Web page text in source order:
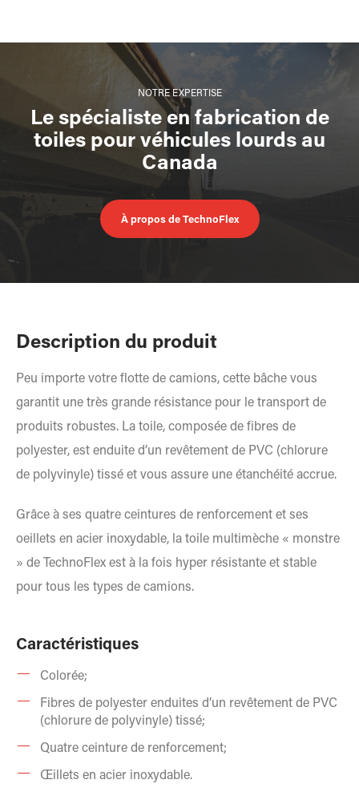
NOTRE EXPERTISE
Le spécialiste en fabrication de
toiles pour véhicules lourds au
Canada
À propos de TechnoFlex
Description du produit
Peu importe votre flotte de camions, cette bâche vous
garantit une très grande résistance pour le transport de
produits robustes. La toile, composée de fibres de
polyester, est enduite d’un revêtement de PVC (chlorure
de polyvinyle) tissé et vous assure une étanchéité accrue.
Grâce à ses quatre ceintures de renforcement et ses
oeillets en acier inoxydable, la toile multimèche « monstre
» de TechnoFlex est à la fois hyper résistante et stable
pour tous les types de camions.
Caractéristiques
Colorée;
Fibres de polyester enduites d’un revêtement de PVC
(chlorure de polyvinyle) tissé;
Quatre ceinture de renforcement;
Œillets en acier inoxydable.